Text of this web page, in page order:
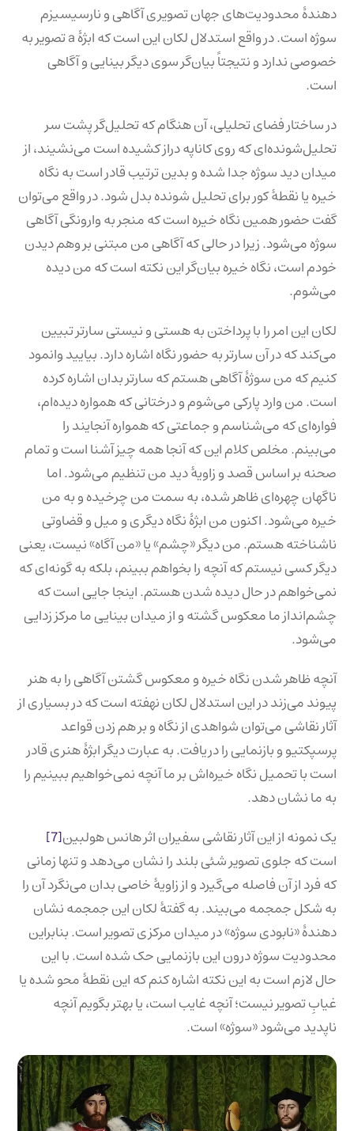
دهندۀ محدودیت‌های جهان تصویری آگاهی و نارسیسیزم
سوژه است. در واقع استدلال لکان این است که ابژۀ a تصویر به
خصوصی ندارد و نتیجتاً بیان‌گر سوی دیگر بینایی و آگاهی
است.
در ساختار فضای تحلیلی، آن هنگام که تحلیل‌گر پشت سر
تحلیل‌شونده‌ای که روی کاناپه دراز کشیده است می‌نشیند، از
میدان دید سوژه جدا شده و بدین ترتیب قادر است به نگاه
خیره یا نقطۀ کور برای تحلیل شونده بدل شود. در واقع می‌توان
گفت حضور همین نگاه خیره است که منجر به وارونگی آگاهی
سوژه می‌شود. زیرا در حالی که آگاهی من مبتنی بر وهم دیدن
خودم است، نگاه خیره بیان‌گر این نکته است که من دیده
می‌شوم.
لکان این امر را با پرداختن به هستی و نیستی سارتر تبیین
می‌کند که در آن سارتر به حضور نگاه اشاره دارد. بیایید وانمود
کنیم که من سوژۀ آگاهی هستم که سارتر بدان اشاره کرده
است. من وارد پارکی می‌شوم و درختانی که همواره دیده‌ام،
فواره‌ای که می‌شناسم و جماعتی که همواره آنجایند را
می‌بینم. مخلص کلام این که آنجا همه چیز آشنا است و تمام
صحنه بر اساس قصد و زاویۀ دید من تنظیم می‌شود. اما
ناگهان چهره‌ای ظاهر شده، به سمت من چرخیده و به من
خیره می‌شود. اکنون من ابژۀ نگاه دیگری و میل و قضاوتی
ناشناخته هستم. من دیگر «چشم» یا «من آگاه» نیست، یعنی
دیگر کسی نیستم که آنچه را بخواهم ببینم، بلکه به گونه‌ای که
نمی‌خواهم در حال دیده شدن هستم. اینجا جایی است که
چشم‌انداز ما معکوس گشته و از میدان بینایی ما مرکز زدایی
می‌شود.
آنچه ظاهر شدن نگاه خیره و معکوس گشتن آگاهی را به هنر
پیوند می‌زند در این استدلال لکان نهفته است که در بسیاری از
آثار نقاشی می‌توان شواهدی از نگاه و بر هم زدن قواعد
پرسپکتیو و بازنمایی را دریافت. به عبارت دیگر ابژۀ هنری قادر
است با تحمیل نگاه خیره‌اش بر ما آنچه نمی‌خواهیم ببینیم را
به ما نشان دهد.
یک نمونه از این آثار نقاشی سفیران اثر هانس هولبین[7]
است که جلوی تصویر شئی بلند را نشان می‌دهد و تنها زمانی
که فرد از آن فاصله می‌گیرد و از زاویۀ خاصی بدان می‌نگرد آن را
به شکل جمجمه می‌بیند. به گفتۀ لکان این جمجمه نشان
دهندۀ «نابودی سوژه» در میدان مرکزی تصویر است. بنابراین
محدودیت سوژه درون این بازنمایی حک شده است. با این
حال لازم است به این نکته اشاره کنم که این نقطۀ محو شده یا
غیابِ تصویر نیست؛ آنچه غایب است، یا بهتر بگویم آنچه
ناپدید می‌شود «سوژه» است.